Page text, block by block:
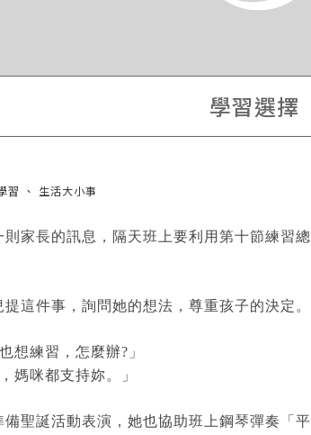
學習選擇
習 生活大小事
家長的訊息，隔天班上要利用第十節練習
這件事，詢問她的想法，尊重孩子的決定。
想練習，怎麼辦?」
媽咪都支持妳。」
聖誕活動表演，她也協助班上鋼琴彈奏「